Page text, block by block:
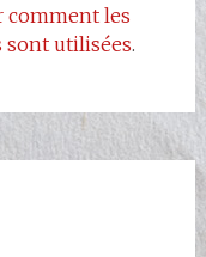
comment les
sont utilisées.